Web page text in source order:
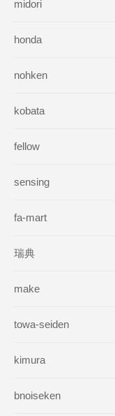
midori
honda
nohken
kobata
fellow
sensing
fa-mart
瑞典
make
towa-seiden
kimura
bnoiseken